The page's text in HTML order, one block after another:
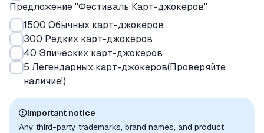
Предложение "Фестиваль Карт-джокеров"
1500 Обычных карт-джокеров
300 Редких карт-джокеров
40 Эпических карт-джокеров
5 Легендарных карт-джокеров(Проверяйте
наличие!)
Important notice
Any third-party trademarks, brand names, and product